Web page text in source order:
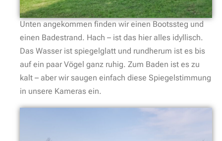
Unten angekommen finden wir einen Bootssteg und
einen Badestrand. Hach – ist das hier alles idyllisch.
Das Wasser ist spiegelglatt und rundherum ist es bis
auf ein paar Vögel ganz ruhig. Zum Baden ist es zu
kalt – aber wir saugen einfach diese Spiegelstimmung
in unsere Kameras ein.